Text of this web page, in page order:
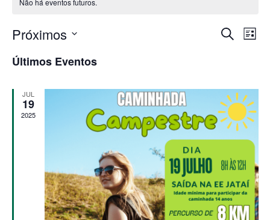
de
de
Procurar
eventosLista
Próximos
a
Últimos Eventos
JUL
19
2025